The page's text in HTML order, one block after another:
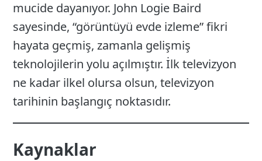
mucide dayanıyor. John Logie Baird
sayesinde, “görüntüyü evde izleme” fikri
hayata geçmiş, zamanla gelişmiş
teknolojilerin yolu açılmıştır. İlk televizyon
ne kadar ilkel olursa olsun, televizyon
tarihinin başlangıç noktasıdır.
Kaynaklar